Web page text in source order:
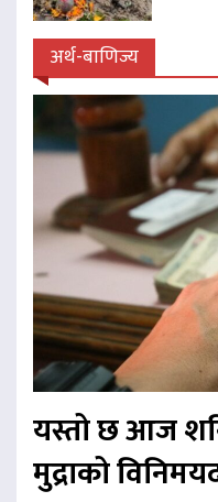
अर्थ-बाणिज्य
यस्तो छ आज
मुद्राको